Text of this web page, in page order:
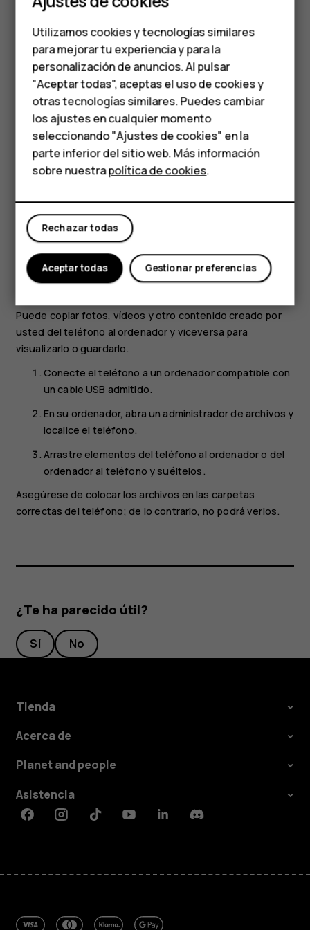
Teléfonos para
personas mayores
Accesorios
HMD Terra M
Para empresas
Tabletas
Tienda
Mi cuenta
de la aplicación instalada.
Volver a añadir una aplicación deshabilitada
Puede volver a añadir una aplicación deshabilitada a la lista
de aplicaciones.
Toque
Ajustes>Aplicaciones y notificaciones
ToqueInformación de la aplicación.
ToqueTodas las aplicaciones>Aplicaciones
Toque el nombre de la aplicación.
ToqueHABILITAR.
Copiar contenido del teléfono al ordenador y
Puede copiar fotos, vídeos y otro contenido creado por
usted del teléfono al ordenador y viceversa para
visualizarlo o guardarlo.
Conecte el teléfono a un ordenador compatible con
un cable USB admitido.
En su ordenador, abra un administrador de archivos y
localice el teléfono.
Arrastre elementos del teléfono al ordenador o del
ordenador al teléfono y suéltelos.
Asegúrese de colocar los archivos en las carpetas
correctas del teléfono; de lo contrario, no podrá verlos.
¿Te ha parecido útil?
Sí No
Tienda
Acerca de
Planet and people
Asistencia
FacebookInstagramTiktokYoutubeLinkedinDiscord
Utilizamos cookies y tecnologías similares
para mejorar tu experiencia y para la
personalización de anuncios. Al pulsar
"Aceptar todas", aceptas el uso de cookies y
otras tecnologías similares. Puedes cambiar
los ajustes en cualquier momento
seleccionando "Ajustes de cookies" en la
parte inferior del sitio web. Más información
sobre nuestrapolítica de cookies.
Rechazar todas
Gestionar preferencias
Aceptar todas